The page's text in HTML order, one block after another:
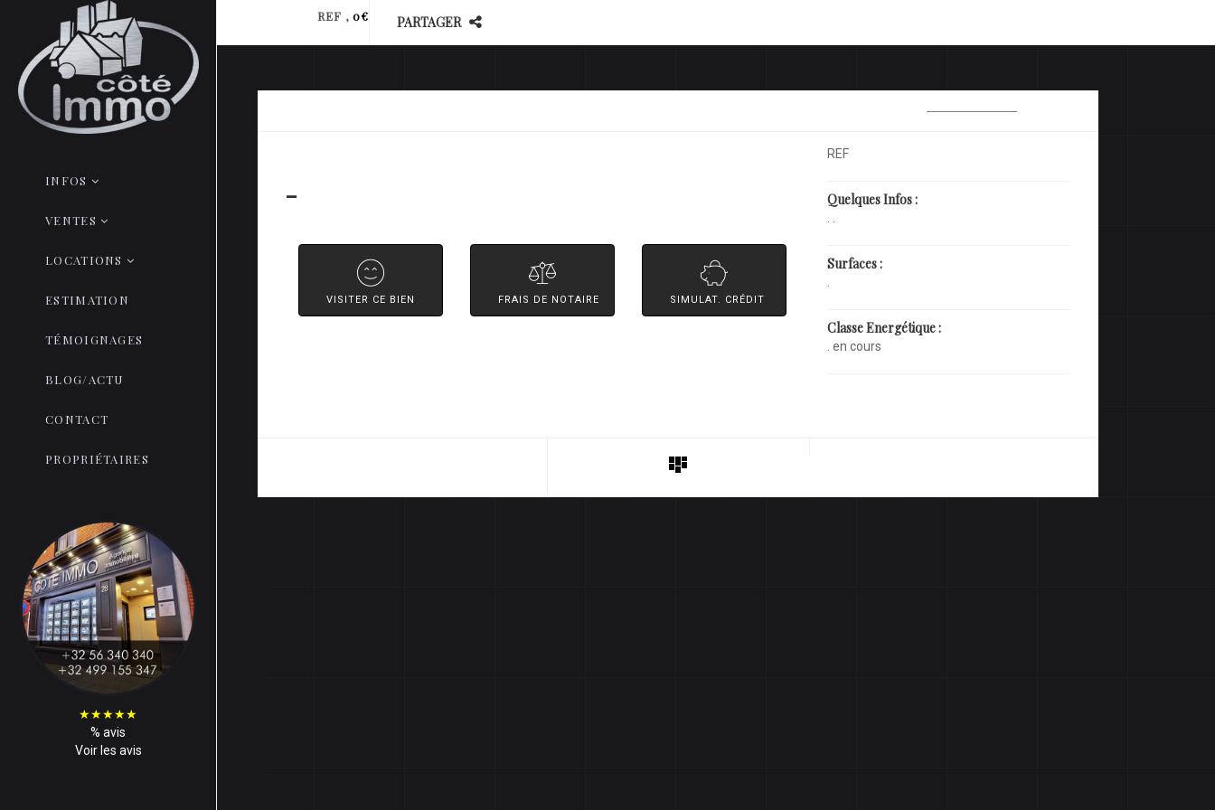
INFOS
VENTES
LOCATIONS
ESTIMATION
TÉMOIGNAGES
BLOG/ACTU
CONTACT
PROPRIÉTAIRES
★★★★★
% avis
Voir les avis
REF , 0€ PARTAGER
-
VISITER CE BIEN FRAIS DE NOTAIRE SIMULAT. CRÉDIT
REF
Quelques Infos :
Surfaces :
Classe Energétique :
. en cours